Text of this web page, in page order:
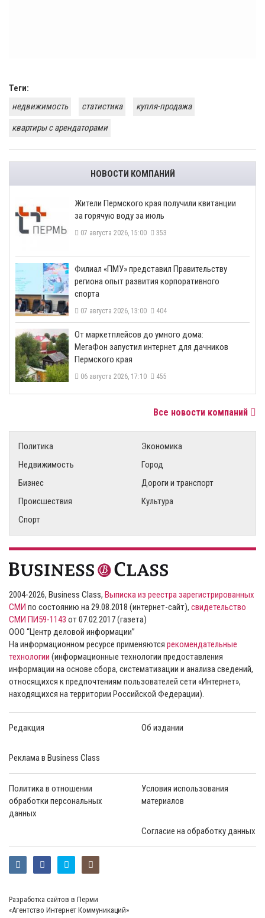
Теги:
недвижимость
статистика
купля-продажа
квартиры с арендаторами
НОВОСТИ КОМПАНИЙ
​Жители Пермского края получили квитанции
за горячую воду за июль
07 августа 2026, 15:00 353
​Филиал «ПМУ» представил Правительству
региона опыт развития корпоративного
спорта
07 августа 2026, 13:00 404
От маркетплейсов до умного дома:
МегаФон запустил интернет для дачников
Пермского края
06 августа 2026, 17:10 455
Все новости компаний
Политика
Экономика
Недвижимость
Город
Бизнес
Дороги и транспорт
Происшествия
Культура
Спорт
2004-2026, Business Class, Выписка из реестра зарегистрированных
СМИ по состоянию на 29.08.2018 (интернет-сайт), свидетельство
СМИ ПИ59-1143 от 07.02.2017 (газета)
ООО “Центр деловой информации”
На информационном ресурсе применяются рекомендательные
технологии (информационные технологии предоставления
информации на основе сбора, систематизации и анализа сведений,
относящихся к предпочтениям пользователей сети «Интернет»,
находящихся на территории Российской Федерации).
Редакция Об издании
Реклама в Business Class
Политика в отношении
обработки персональных
данных
Условия использования
материалов
Согласие на обработку данных
Разработка сайтов в Перми
«Агентство Интернет Коммуникаций»